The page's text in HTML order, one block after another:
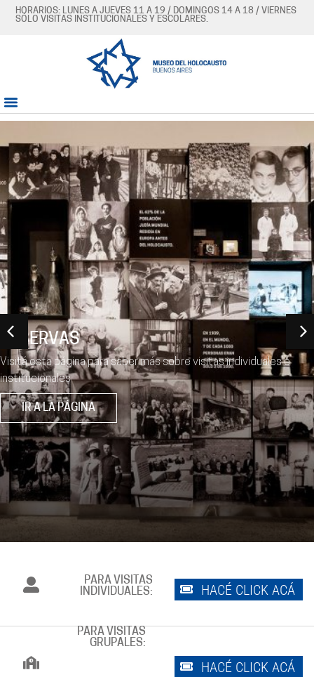
HORARIOS: LUNES A JUEVES 11 A 19 / DOMINGOS 14 A 18 / VIERNES
SÓLO VISITAS INSTITUCIONALES Y ESCOLARES.
RESERVAS
Visitá esta página para saber más sobre visitas individuales e
institucionales
IR A LA PÁGINA
PARA VISITAS
INDIVIDUALES:
HACÉ CLICK ACÁ
PARA VISITAS
GRUPALES:
HACÉ CLICK ACÁ